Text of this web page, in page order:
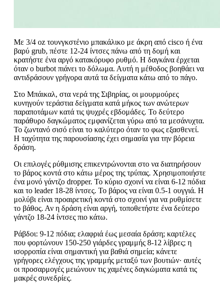
Με 3/4 oz τουνγκστένιο μπακάλικο με άκρη από cisco ή ένα
βαρύ grub, πέστε 12-24 ίντσες πάνω από τη δομή και
κρατήστε ένα αργό κατακόρυφο ρυθμό. Η δαγκάνα έρχεται
όταν ο burbot πιάνει το δόλωμα. Αυτή η μέθοδος βοηθάει να
αντιδράσουν γρήγορα αυτά τα δείγματα κάτω από το πάγο.
Στο Μπάικαλ, στα νερά της Σιβηρίας, οι μουρμούρες
κυνηγούν τεράστια δείγματα κατά μήκος των ανώτερων
παραποτάμων κατά τις ψυχρές εβδομάδες. Το δεύτερο
παράθυρο δαγκώματος εμφανίζεται γύρω από τα μεσάνυχτα.
Το ζωντανό σισό είναι το καλύτερο όταν το φως εξασθενεί.
Η ταχύτητα της παρουσίασης έχει σημασία για την βόρεια
δράση.
Οι επιλογές ρύθμισης επικεντρώνονται στο να διατηρήσουν
το βάρος κοντά στο κάτω μέρος της τρύπας. Χρησιμοποιήστε
ένα μονό γάντζο dropper. Το κύριο σχοινί να είναι 6-12 πόδια
και το leader 18-28 ίντσες. Το βάρος να είναι 0.5-1 ουγγιά. Η
μολύβι είναι προαιρετική κοντά στο σχοινί για να ρυθμίσετε
το βάθος. Αν η δράση είναι αργή, τοποθετήστε ένα δεύτερο
γάντζο 18-24 ίντσες πιο κάτω.
Ράβδοι: 9-12 πόδια; ελαφριά έως μεσαία δράση; καρτέλες
που φορτώνουν 150-250 γιάρδες γραμμής 8-12 λίβρες; η
ισορροπία είναι σημαντική για βαθιά σημεία; κάνετε
γρήγορες ελέγχους της γραμμής μεταξύ των βουτιών· αυτές
οι προσαρμογές μειώνουν τις χαμένες δαγκώματα κατά τις
μακρές συνεδρίες.